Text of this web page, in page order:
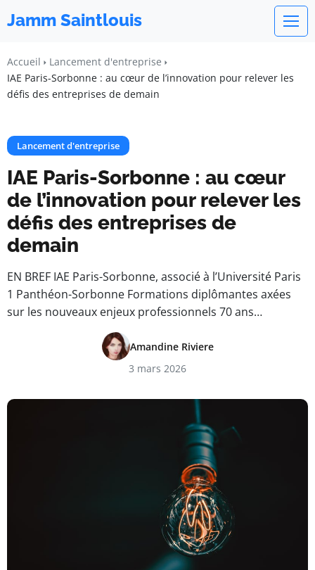
Jamm Saintlouis
Accueil
Lancement d'entreprise
IAE Paris-Sorbonne : au cœur de l’innovation pour relever les
défis des entreprises de demain
Lancement d'entreprise
IAE Paris-Sorbonne : au cœur
de l’innovation pour relever les
défis des entreprises de
demain
EN BREF IAE Paris-Sorbonne, associé à l’Université Paris
1 Panthéon-Sorbonne Formations diplômantes axées
sur les nouveaux enjeux professionnels 70 ans…
Amandine Riviere
3 mars 2026